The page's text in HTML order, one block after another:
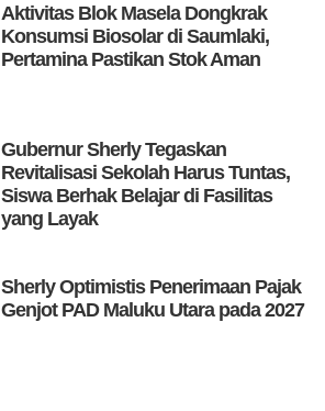
Aktivitas Blok Masela Dongkrak
Konsumsi Biosolar di Saumlaki,
Pertamina Pastikan Stok Aman
Gubernur Sherly Tegaskan
Revitalisasi Sekolah Harus Tuntas,
Siswa Berhak Belajar di Fasilitas
yang Layak
Sherly Optimistis Penerimaan Pajak
Genjot PAD Maluku Utara pada 2027